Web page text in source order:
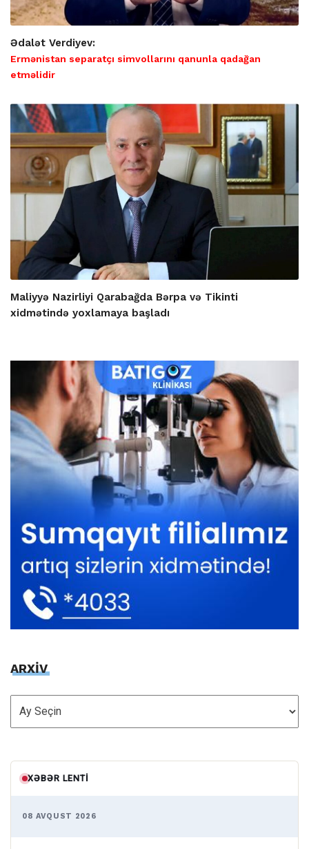
Ədalət Verdiyev:
Ermənistan separatçı simvollarını qanunla qadağan
etməlidir
Maliyyə Nazirliyi Qarabağda Bərpa və Tikinti
xidmətində yoxlamaya başladı
ARXİV
ARXİV
XƏBƏR LENTI
08 AVQUST 2026